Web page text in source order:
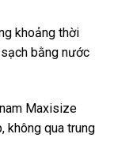
khoảng thời
bằng nước
Maxisize
không qua trung